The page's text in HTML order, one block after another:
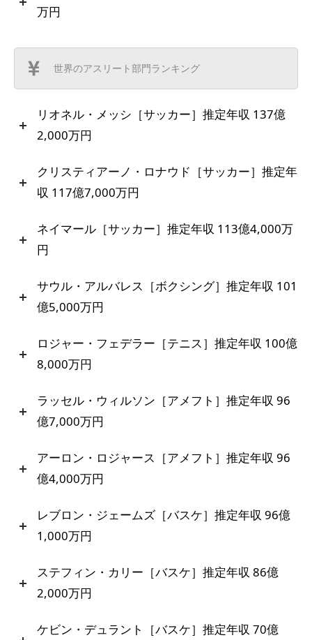
万円
世界のアスリート部門ランキング
リオネル・メッシ［サッカー］推定年収 137億
2,000万円
クリスティアーノ・ロナウド［サッカー］推定年
収 117億7,000万円
ネイマール［サッカー］推定年収 113億4,000万
円
サウル・アルバレス［ボクシング］推定年収 101
億5,000万円
ロジャー・フェデラー［テニス］推定年収 100億
8,000万円
ラッセル・ウィルソン［アメフト］推定年収 96
億7,000万円
アーロン・ロジャース［アメフト］推定年収 96
億4,000万円
レブロン・ジェームズ［バスケ］推定年収 96億
1,000万円
ステフィン・カリー［バスケ］推定年収 86億
2,000万円
ケビン・デュラント［バスケ］推定年収 70億